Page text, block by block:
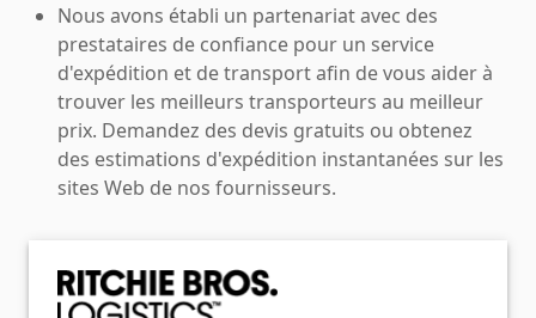
Nous avons établi un partenariat avec des
prestataires de confiance pour un service
d'expédition et de transport afin de vous aider à
trouver les meilleurs transporteurs au meilleur
prix. Demandez des devis gratuits ou obtenez
des estimations d'expédition instantanées sur les
sites Web de nos fournisseurs.